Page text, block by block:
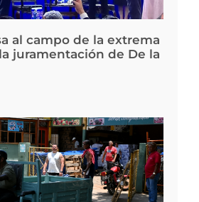
al campo de la extrema
juramentación de De la